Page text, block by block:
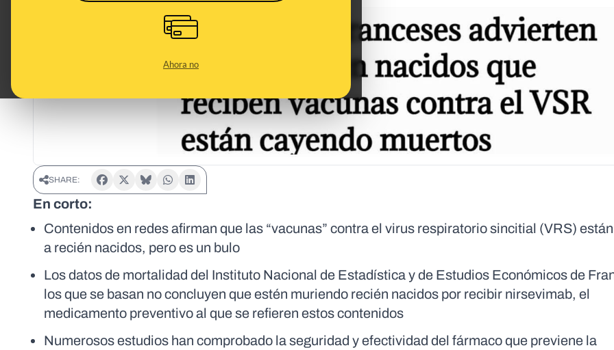
Ahora no
SHARE:
En corto:
Contenidos en redes afirman que las “vacunas” contra el virus respiratorio sincitial (VRS)
a recién nacidos, pero es un bulo
Los datos de mortalidad del Instituto Nacional de Estadística y de Estudios Económicos de
los que se basan no concluyen que estén muriendo recién nacidos por recibir nirsevimab, el
medicamento preventivo al que se refieren estos contenidos
Numerosos estudios han comprobado la seguridad y efectividad del fármaco que previene la